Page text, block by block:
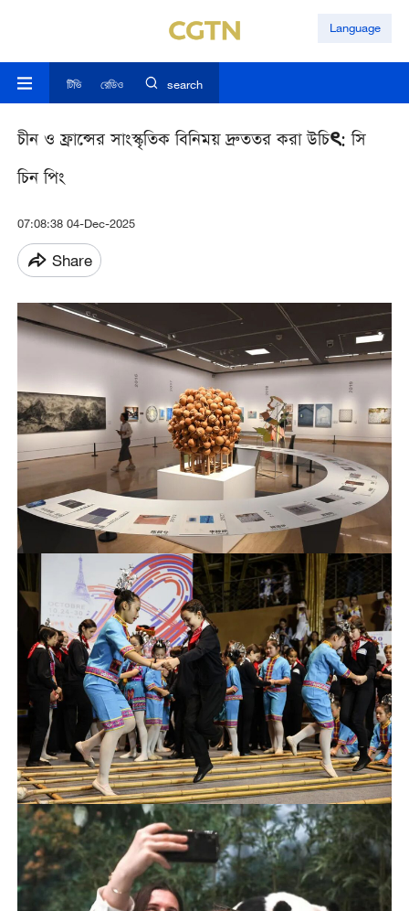
Language
টিভি রেডিও search
চীন ও ফ্রান্সের সাংস্কৃতিক বিনিময় দ্রুততর করা উচিৎ: সি
চিন পিং
07:08:38 04-Dec-2025
Share